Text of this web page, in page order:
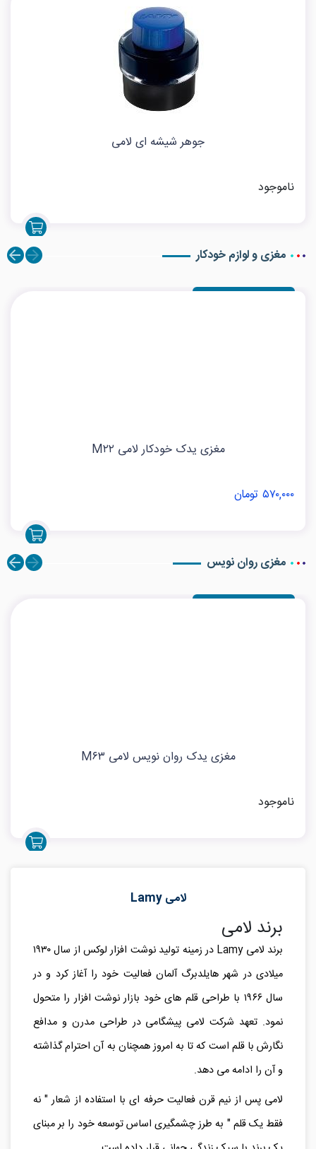
جوهر شیشه ای لامی
ناموجود
مغزی و لوازم خودکار
مغزی یدک خودکار لامی M۲۲
۵۷۰,۰۰۰ تومان
مغزی روان نویس
مغزی یدک روان نویس لامی M۶۳
ناموجود
لامی Lamy
برند لامی
برند لامی Lamy در زمینه تولید نوشت افزار لوکس از سال ۱۹۳۰
میلادی در شهر هایلدبرگ آلمان فعالیت خود را آغاز کرد و در
سال ۱۹۶۶ با طراحی قلم های خود بازار نوشت افزار را متحول
نمود. تعهد شرکت لامی پیشگامی در طراحی مدرن و مدافع
نگارش با قلم است که تا به امروز همچنان به آن احترام گذاشته
و آن را ادامه می دهد.
لامی پس از نیم قرن فعالیت حرفه ای با استفاده از شعار " نه
فقط یک قلم " به طرز چشمگیری اساس توسعه خود را بر مبنای